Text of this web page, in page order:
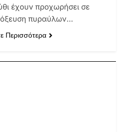
έχουν προχωρήσει σε
πυραύλων…
Περισσότερα